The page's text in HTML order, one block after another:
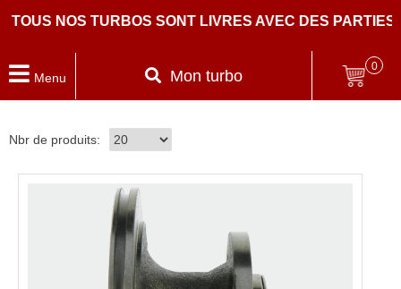
TURBOS SONT LIVRES AVEC DES PARTIES
Menu Mon turbo
0
Nbr de produits: